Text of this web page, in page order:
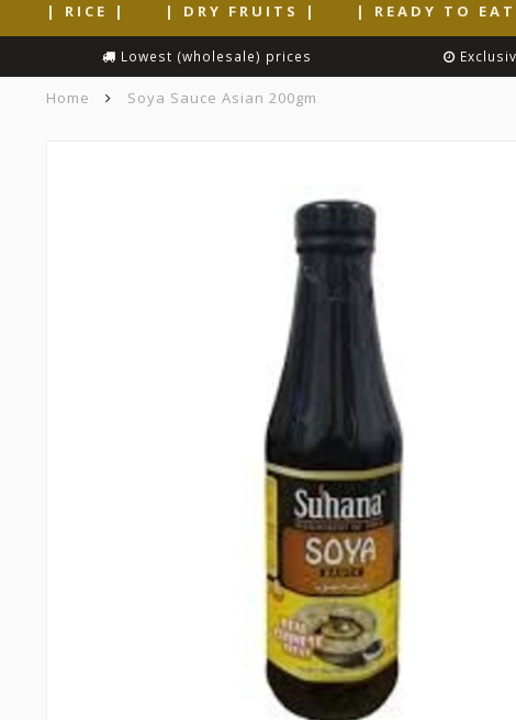
| RICE | | DRY FRUITS | | READY TO
Lowest (wholesale) prices
Home Soya Sauce Asian 200gm